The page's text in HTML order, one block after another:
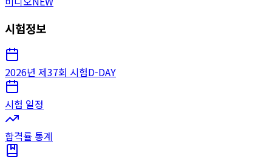
시험정보
2026년 제37회 시험D-DAY
시험 일정
합격률 통계